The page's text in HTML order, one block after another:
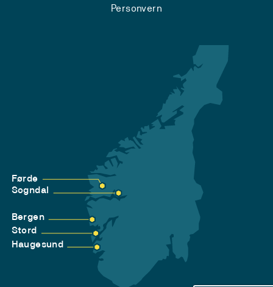
Personvern
Førde
Sogndal
Bergen
Stord
Haugesund